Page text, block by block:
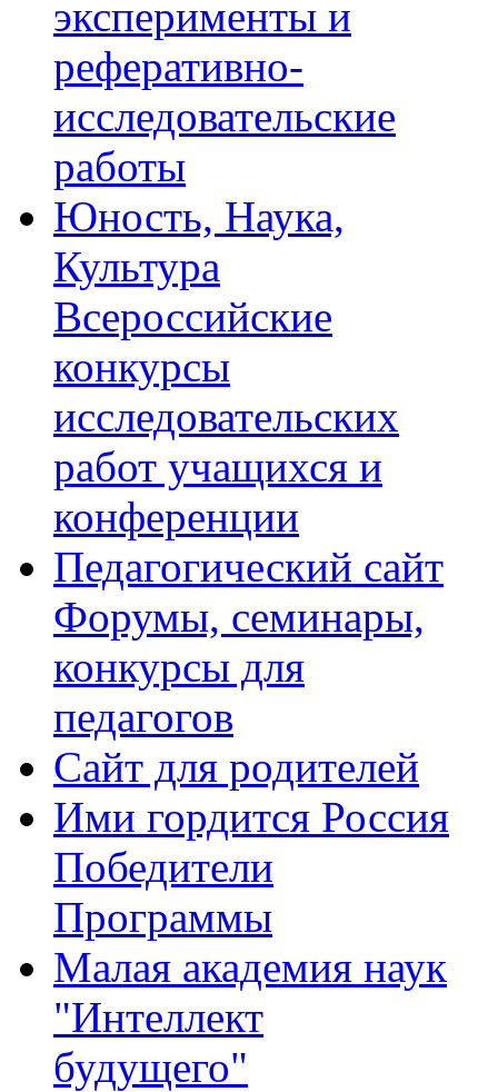
эксперименты и
реферативно-
исследовательские
работы
Юность, Наука,
Культура
Всероссийские
конкурсы
исследовательских
работ учащихся и
конференции
Педагогический сайт
Форумы, семинары,
конкурсы для
педагогов
Сайт для родителей
Ими гордится Россия
Победители
Программы
Малая академия наук
"Интеллект
будущего"